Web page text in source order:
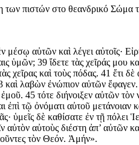
πιστών στο θεανδρικό
αὐτῶν καὶ λέγει αὐτοῖς·
ὑμῶν; 39 ἴδετε τὰς χεῖράς
χεῖρας καὶ τοὺς πόδας. 41
λαβὼν ἐνώπιον αὐτῶν
45 τότε διήνοιξεν αὐτῶν τὸν
ἐπὶ τῷ ὀνόματι αὐτοῦ
ὑμεῖς δὲ καθίσατε ἐν τῇ
αὐτὸν αὐτοὺς διέστη ἀπ’ αὐτῶν
τὸν Θεόν. Ἀμήν».